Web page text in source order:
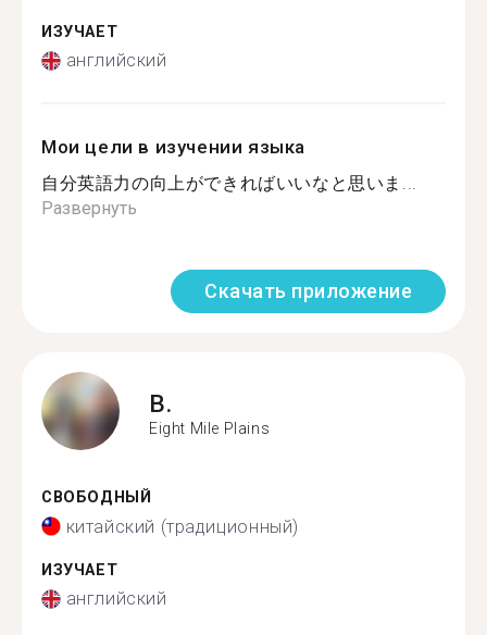
ИЗУЧАЕТ
английский
Мои цели в изучении языка
自分英語力の向上ができればいいなと思いま...
Развернуть
Скачать приложение
B.
Eight Mile Plains
СВОБОДНЫЙ
китайский (традиционный)
ИЗУЧАЕТ
английский